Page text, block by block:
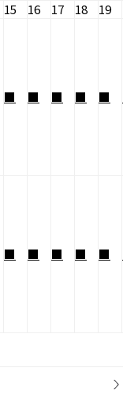
15 16 17 18 19
■ ■ ■ ■ ■
■ ■ ■ ■ ■